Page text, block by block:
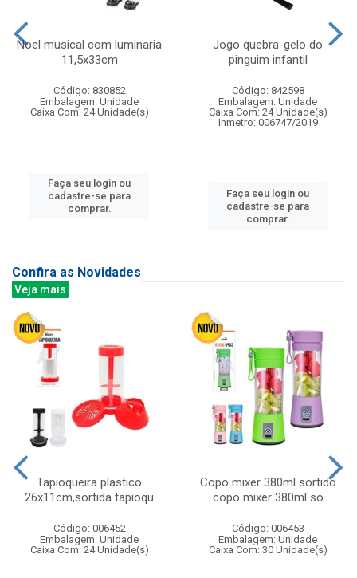
Noel musical com luminaria
11,5x33cm
Código: 830852
Embalagem: Unidade
Caixa Com: 24 Unidade(s)
Faça seu login ou
cadastre-se para
comprar.
Jogo quebra-gelo do
pinguim infantil
Código: 842598
Embalagem: Unidade
Caixa Com: 24 Unidade(s)
Inmetro: 006747/2019
Faça seu login ou
cadastre-se para
comprar.
Confira as Novidades
Veja mais
Tapioqueira plastico
26x11cm,sortida tapioqu
Código: 006452
Embalagem: Unidade
Caixa Com: 24 Unidade(s)
Copo mixer 380ml sortido
copo mixer 380ml so
Código: 006453
Embalagem: Unidade
Caixa Com: 30 Unidade(s)